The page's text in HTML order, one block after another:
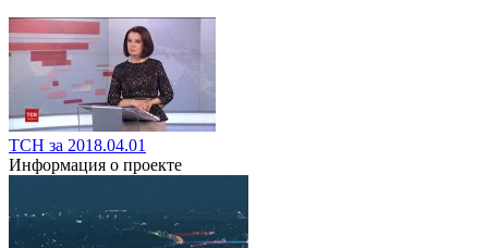
ТСН за 2018.04.01
Информация о проекте